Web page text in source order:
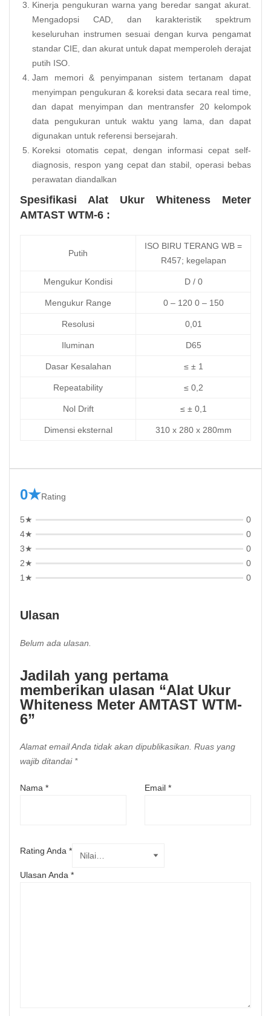
Kinerja pengukuran warna yang beredar sangat akurat.
Mengadopsi CAD, dan karakteristik spektrum
keseluruhan instrumen sesuai dengan kurva pengamat
standar CIE, dan akurat untuk dapat memperoleh derajat
putih ISO.
Jam memori & penyimpanan sistem tertanam dapat
menyimpan pengukuran & koreksi data secara real time,
dan dapat menyimpan dan mentransfer 20 kelompok
data pengukuran untuk waktu yang lama, dan dapat
digunakan untuk referensi bersejarah.
Koreksi otomatis cepat, dengan informasi cepat self-
diagnosis, respon yang cepat dan stabil, operasi bebas
perawatan diandalkan
Spesifikasi Alat Ukur Whiteness Meter
AMTAST WTM-6 :
Putih
ISO BIRU TERANG WB =
R457; kegelapan
Mengukur Kondisi D / 0
Mengukur Range 0 – 120 0 – 150
Resolusi 0,01
Iluminan D65
Dasar Kesalahan ≤ ± 1
Repeatability ≤ 0,2
Nol Drift ≤ ± 0,1
Dimensi eksternal 310 x 280 x 280mm
0★Rating
5★
0
4★
0
3★
0
2★
0
1★
0
Ulasan
Belum ada ulasan.
Jadilah yang pertama
memberikan ulasan “Alat Ukur
Whiteness Meter AMTAST WTM-
6”
Alamat email Anda tidak akan dipublikasikan. Ruas yang
wajib ditandai *
Nama * Email *
Rating Anda *
Ulasan Anda *